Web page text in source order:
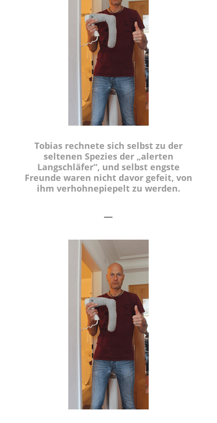
Tobias rechnete sich selbst zu der
seltenen Spezies der „alerten
Langschläfer“, und selbst engste
Freunde waren nicht davor gefeit, von
ihm verhohnepiepelt zu werden.
—